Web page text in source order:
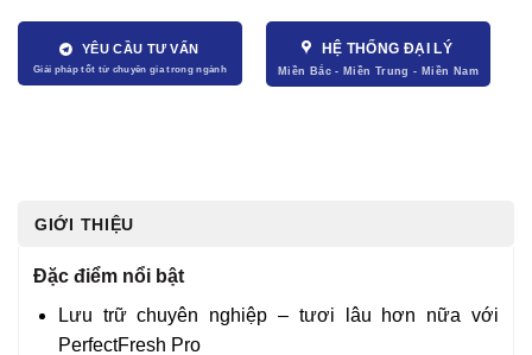
YÊU CẦU TƯ VẤN HỆ THỐNG ĐẠI LÝ
GIỚI THIỆU
Đặc điểm nổi bật
Lưu trữ chuyên nghiệp – tươi lâu hơn nữa với
PerfectFresh Pro